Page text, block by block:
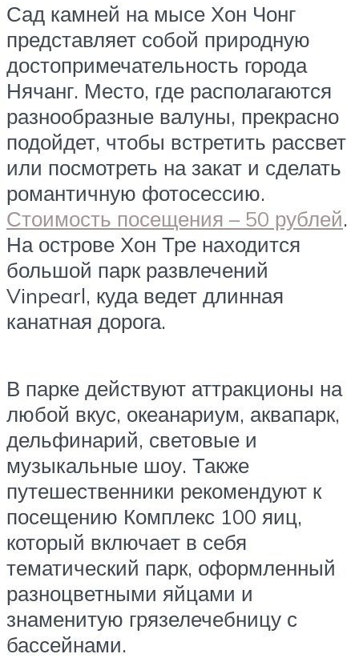
Сад камней на мысе Хон Чонг
представляет собой природную
достопримечательность города
Нячанг. Место, где располагаются
разнообразные валуны, прекрасно
подойдет, чтобы встретить рассвет
или посмотреть на закат и сделать
романтичную фотосессию.
Стоимость посещения – 50 рублей.
На острове Хон Тре находится
большой парк развлечений
Vinpearl, куда ведет длинная
канатная дорога.
В парке действуют аттракционы на
любой вкус, океанариум, аквапарк,
дельфинарий, световые и
музыкальные шоу. Также
путешественники рекомендуют к
посещению Комплекс 100 яиц,
который включает в себя
тематический парк, оформленный
разноцветными яйцами и
знаменитую грязелечебницу с
бассейнами.